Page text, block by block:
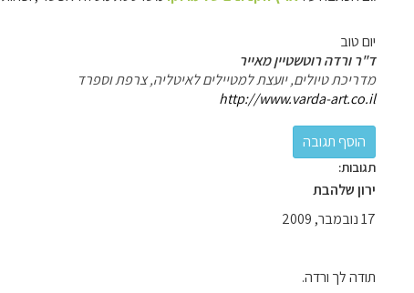
יום טוב
ד"ר ורדה רוטשטיין מאייר
מדריכת טיולים, יועצת למטיילים לאיטליה, צרפת וספרד
http://www.varda-art.co.il
תגובות:
ירון שלהבת
17 נובמבר, 2009
תודה לך ורדה.